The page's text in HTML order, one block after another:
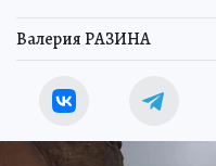
Валерия РАЗИНА